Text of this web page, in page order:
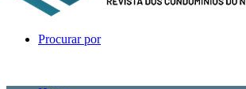
Procurar por